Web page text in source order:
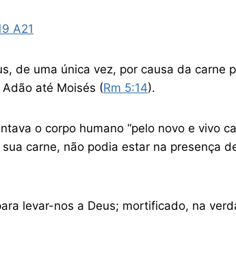
‭A21
de uma única vez, por causa da carne
até Moisés (Rm 5:14).
o corpo humano “pelo novo e vivo
carne, não podia estar na presença
levar-nos a Deus; mortificado, na